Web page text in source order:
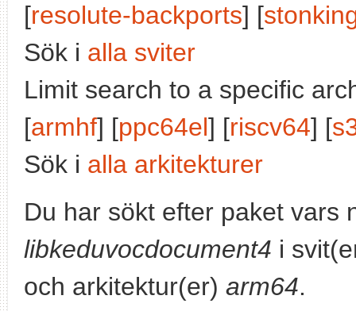
[resolute-backports] [
Sök i alla sviter
Limit search to a specific
[armhf] [ppc64el] [riscv64] [
Sök i alla arkitekturer
Du har sökt efter paket vars
libkeduvocdocument4 i
och arkitektur(er) arm64.